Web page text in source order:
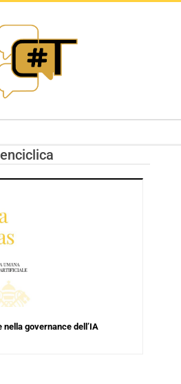
enciclica
nella governance dell’IA